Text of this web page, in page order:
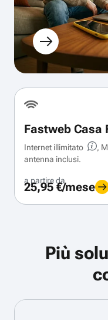
Fastweb Casa
Internet illimitato
,
antenna inclusi.
a partire da
25,95 €/mese
Più